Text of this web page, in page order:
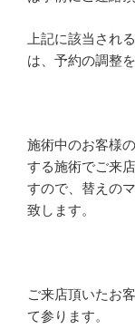
上記に該当され
は、予約の調整
施術中のお客様
する施術でご来
すので、替えの
致します。
ご来店頂いたお
て参ります。